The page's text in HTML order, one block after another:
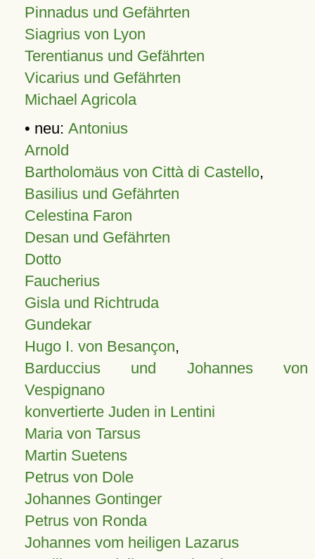
Pinnadus und Gefährten
Siagrius von Lyon
Terentianus und Gefährten
Vicarius und Gefährten
Michael Agricola
• neu: Antonius
Arnold
Bartholomäus von Città di Castello,
Basilius und Gefährten
Celestina Faron
Desan und Gefährten
Dotto
Faucherius
Gisla und Richtruda
Gundekar
Hugo I. von Besançon,
Barduccius und Johannes von
Vespignano
konvertierte Juden in Lentini
Maria von Tarsus
Martin Suetens
Petrus von Dole
Johannes Gontinger
Petrus von Ronda
Johannes vom heiligen Lazarus